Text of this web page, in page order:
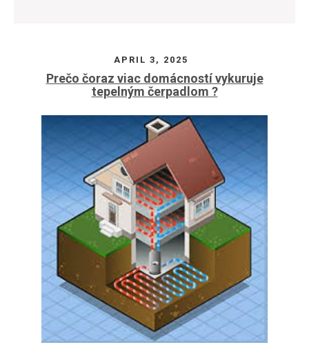
APRIL 3, 2025
Prečo čoraz viac domácností vykuruje
tepelným čerpadlom ?